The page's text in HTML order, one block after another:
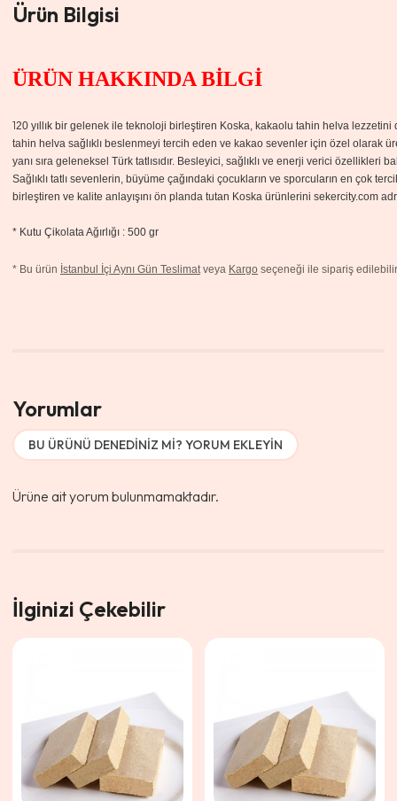
Ürün Bilgisi
ÜRÜN HAKKINDA BİLGİ
120 yıllık bir gelenek ile teknoloji birleştiren Koska, kakaolu tahin helva lezzetini
tahin helva sağlıklı beslenmeyi tercih eden ve kakao sevenler için özel olarak
yanı sıra geleneksel Türk tatlısıdır. Besleyici, sağlıklı ve enerji verici özellikleri
Sağlıklı tatlı sevenlerin, büyüme çağındaki çocukların ve sporcuların en çok
birleştiren ve kalite anlayışını ön planda tutan Koska ürünlerini sekercity.com
* Kutu Çikolata Ağırlığı : 500 gr
* Bu ürün İstanbul İçi Aynı Gün Teslimatveya Kargo seçeneği ile sipariş
Yorumlar
BU ÜRÜNÜ DENEDINIZ MI? YORUM EKLEYIN
Ürüne ait yorum bulunmamaktadır.
İlginizi Çekebilir